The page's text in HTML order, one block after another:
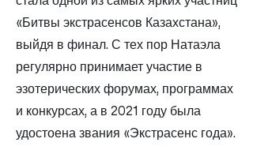
«Битвы экстрасенсов Казахстана»,
выйдя в финал. С тех пор Натаэла
регулярно принимает участие в
эзотерических форумах, программах
и конкурсах, а в 2021 году была
удостоена звания «Экстрасенс года».